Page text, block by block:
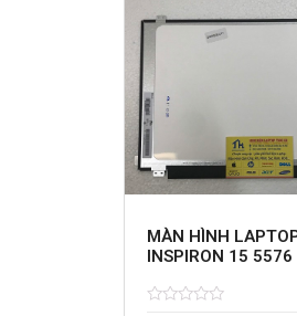
MÀN HÌNH
INSPIRON 15